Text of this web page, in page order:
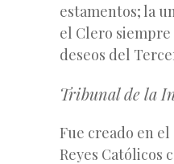
estamentos; la
el Clero siempre
deseos del
Tribunal de la
Fue creado en
Reyes Católicos